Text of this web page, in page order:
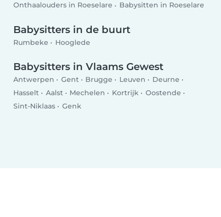
Onthaalouders in Roeselare
Babysitten in Roeselare
Babysitters in de buurt
Rumbeke Hooglede
Babysitters in Vlaams Gewest
Antwerpen Gent Brugge Leuven
Deurne
Hasselt
Aalst Mechelen Kortrijk
Oostende
Sint-Niklaas
Genk